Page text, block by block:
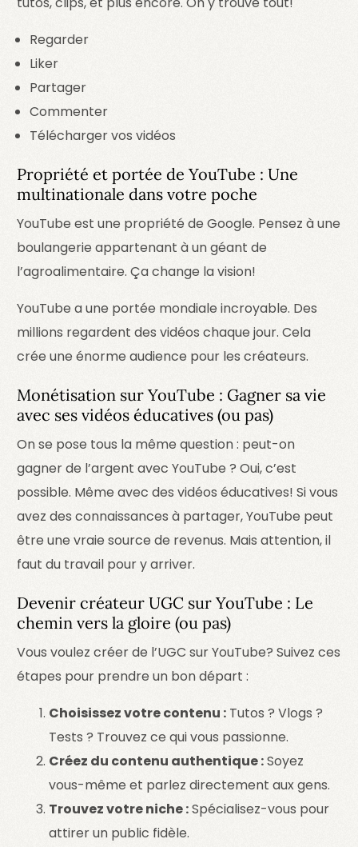
Regarder
Liker
Partager
Commenter
Télécharger vos vidéos
Propriété et portée de YouTube : Une
multinationale dans votre poche
YouTube est une propriété de Google. Pensez à une
boulangerie appartenant à un géant de
l’agroalimentaire. Ça change la vision!
YouTube a une portée mondiale incroyable. Des
millions regardent des vidéos chaque jour. Cela
crée une énorme audience pour les créateurs.
Monétisation sur YouTube : Gagner sa vie
avec ses vidéos éducatives (ou pas)
On se pose tous la même question : peut-on
gagner de l’argent avec YouTube ? Oui, c’est
possible. Même avec des vidéos éducatives! Si vous
avez des connaissances à partager, YouTube peut
être une vraie source de revenus. Mais attention, il
faut du travail pour y arriver.
Devenir créateur UGC sur YouTube : Le
chemin vers la gloire (ou pas)
Vous voulez créer de l’UGC sur YouTube? Suivez ces
étapes pour prendre un bon départ :
Choisissez votre contenu : Tutos ? Vlogs ?
Tests ? Trouvez ce qui vous passionne.
Créez du contenu authentique :Soyez
vous-même et parlez directement aux gens.
Trouvez votre niche :Spécialisez-vous pour
attirer un public fidèle.